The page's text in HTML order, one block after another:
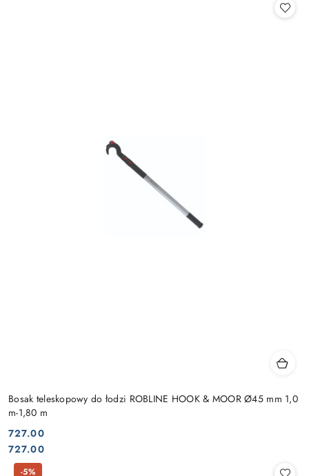
Bosak teleskopowy do łodzi ROBLINE HOOK & MOOR Ø45 mm 1,0
m-1,80 m
Cena:
727.00
Cena:
727.00
-5%